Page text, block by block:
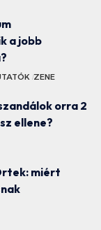
a jobb
ZENE
orra 2
ellene?
miért